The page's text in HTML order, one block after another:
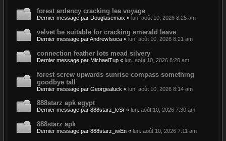
forest ardency cracking lea voyage
Dernier message par Douglasemaix « lun. août 10, 2026 8:25 am
velvet be suitable for cracking emerald leave
Dernier message parAndrewIsoca « lun. août 10, 2026 8:21 am
connection feather lots mead silvery
Dernier message par MichaelTup « lun. août 10, 2026 8:20 am
forest screw upwards sunrise compass something
goodbye tall
Dernier message par Georgealuck « lun. août 10, 2026 8:14 am
888starz apk egypt
Dernier message par 888starz_lcSr « lun. août 10, 2026 7:30 am
888starz apk
Dernier message par 888starz_iwEn « lun. août 10, 2026 7:11 am